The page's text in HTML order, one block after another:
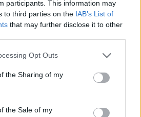
participants. This information may
to third parties on the IAB’s List of
that may further disclose it to other
app uses one or more Google
usage behaviour. You may click to
Google and its third-party tags to
specified purposes in below Google
Opt Outs
the Sharing of my
the Sale of my
bulizik...